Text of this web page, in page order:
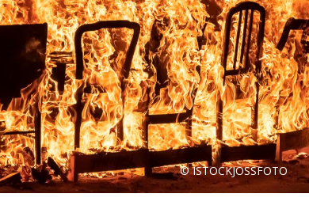
© ISTOCKJOSSFOTO